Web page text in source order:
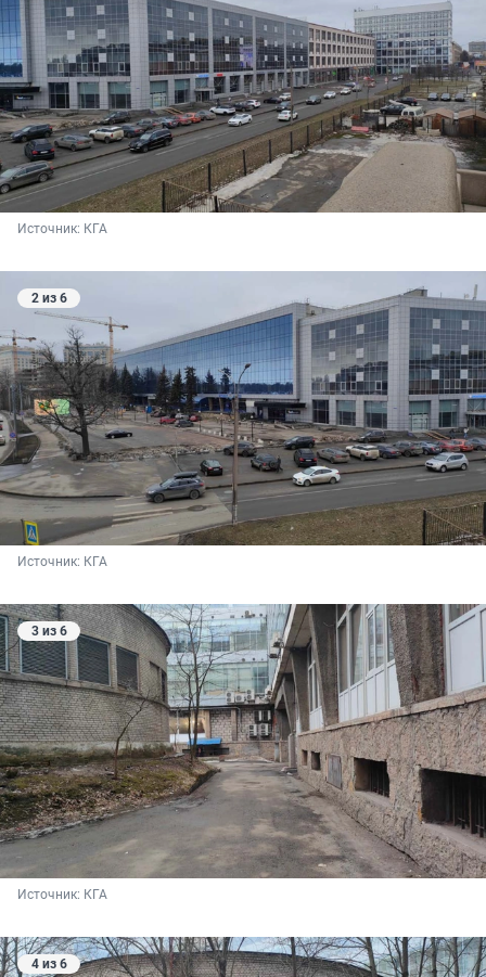
Источник: КГА
2 из 6
Источник: КГА
3 из 6
Источник: КГА
4 из 6